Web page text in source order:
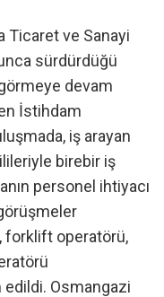
Ticaret ve Sanayi
sürdürdüğü
devam
İstihdam
iş arayan
birebir iş
personel ihtiyacı
forklift operatörü,
Osmangazi